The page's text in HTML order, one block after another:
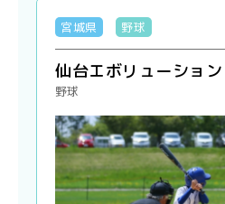
宮城県 野球
仙台エボリューション
野球